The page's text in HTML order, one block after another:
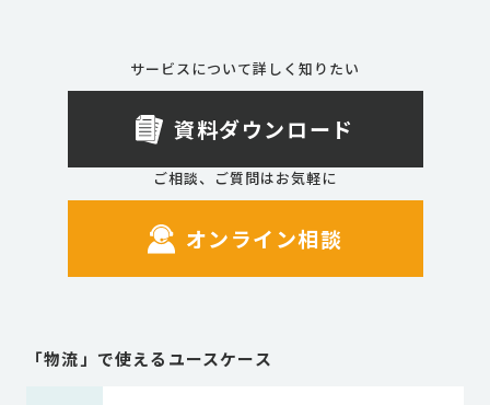
サービスについて詳しく知りたい
資料ダウンロード
ご相談、ご質問はお気軽に
オンライン相談
「物流」で使えるユースケース